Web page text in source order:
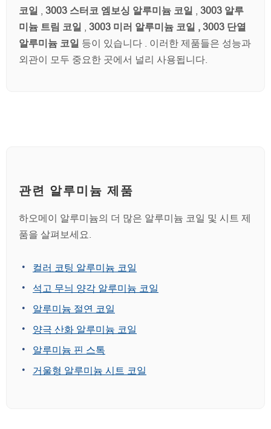
코일
3003 스터코 엠보싱 알루미늄 코일
3003 알루
미늄 트림 코일
3003 미러 알루미늄 코일 , 3003 단열
알루미늄 코일 등이 있습니다 . 이러한 제품들은 성능과
외관이 모두 중요한 곳에서 널리 사용됩니다.
관련 알루미늄 제품
하오메이 알루미늄의 더 많은 알루미늄 코일 및 시트 제
품을 살펴보세요.
컬러 코팅 알루미늄 코일
석고 무늬 양각 알루미늄 코일
알루미늄 절연 코일
양극 산화 알루미늄 코일
알루미늄 핀 스톡
거울형 알루미늄 시트 코일